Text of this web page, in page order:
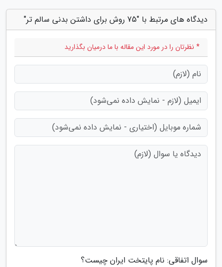
دیدگاه های مرتبط با "75 روش برای داشتن بدنی سالم تر"
* نظرتان را در مورد این مقاله با ما درمیان بگذارید
سوال اتفاقی: نام پایتخت ایران چیست؟